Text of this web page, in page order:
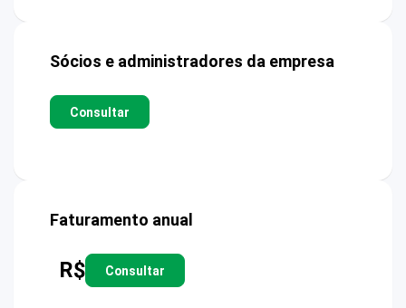
Sócios e administradores da empresa
Consultar
Faturamento anual
R$ Consultar